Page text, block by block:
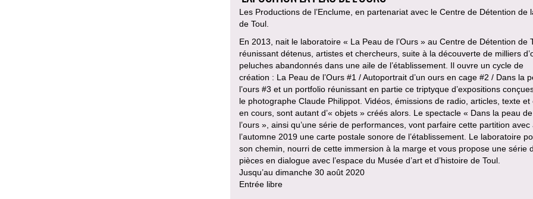
Les Productions de l’Enclume, en partenariat avec le Centre de Détention de
de Toul.
En 2013, nait le laboratoire « La Peau de l’Ours » au Centre de Détention de
réunissant détenus, artistes et chercheurs, suite à la découverte de milliers
peluches abandonnés dans une aile de l’établissement. Il ouvre un cycle de
création : La Peau de l’Ours #1 / Autoportrait d’un ours en cage #2 / Dans la
l’ours #3 et un portfolio réunissant en partie ce triptyque d’expositions
le photographe Claude Philippot. Vidéos, émissions de radio, articles, texte et
en cours, sont autant d’« objets » créés alors. Le spectacle « Dans la peau de
l’ours », ainsi qu’une série de performances, vont parfaire cette partition avec
l’automne 2019 une carte postale sonore de l’établissement. Le laboratoire
son chemin, nourri de cette immersion à la marge et vous propose une série
pièces en dialogue avec l’espace du Musée d’art et d’histoire de Toul.
Jusqu’au dimanche 30 août 2020
Entrée libre